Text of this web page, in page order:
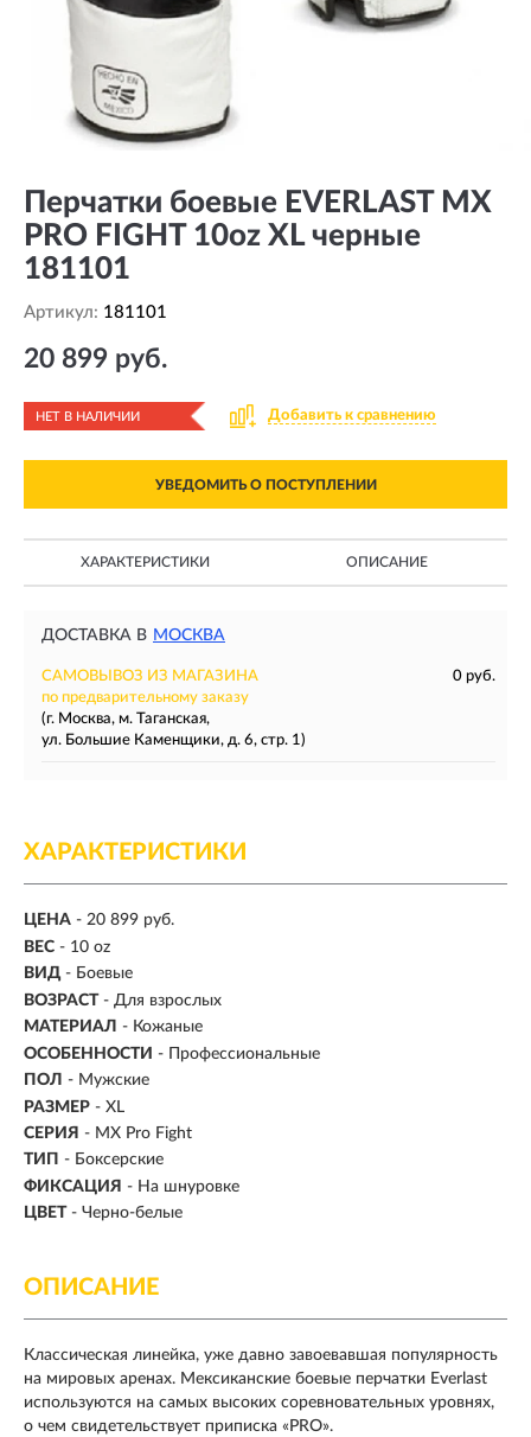
Перчатки боевые EVERLAST MX
PRO FIGHT 10oz XL черные
181101
Артикул: 181101
20 899 руб.
НЕТ В НАЛИЧИИ Добавить к сравнению
УВЕДОМИТЬ О ПОСТУПЛЕНИИ
ХАРАКТЕРИСТИКИ ОПИСАНИЕ
ДОСТАВКА В МОСКВА
САМОВЫВОЗ ИЗ МАГАЗИНА
0 руб.
по предварительному заказу
(г. Москва, м. Таганская,
ул. Большие Каменщики, д. 6, стр. 1)
ХАРАКТЕРИСТИКИ
ЦЕНА - 20 899 руб.
ВЕС - 10 oz
ВИД - Боевые
ВОЗРАСТ - Для взрослых
МАТЕРИАЛ - Кожаные
ОСОБЕННОСТИ - Профессиональные
ПОЛ - Мужские
РАЗМЕР - XL
СЕРИЯ - MX Pro Fight
ТИП - Боксерские
ФИКСАЦИЯ - На шнуровке
ЦВЕТ - Черно-белые
ОПИСАНИЕ
Классическая линейка, уже давно завоевавшая популярность
на мировых аренах. Мексиканские боевые перчатки Everlast
используются на самых высоких соревновательных уровнях,
о чем свидетельствует приписка «PRO».